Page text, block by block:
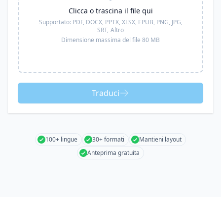
Clicca o trascina il file qui
Supportato: PDF, DOCX, PPTX, XLSX, EPUB, PNG, JPG,
SRT, Altro
Dimensione massima del file 80 MB
Traduci
100+ lingue 30+ formati
Mantieni layout
Anteprima gratuita